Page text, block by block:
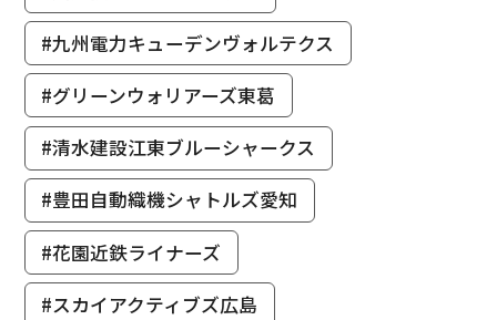
#九州電力キューデンヴォルテクス
#グリーンウォリアーズ東葛
#清水建設江東ブルーシャークス
#豊田自動織機シャトルズ愛知
#花園近鉄ライナーズ
#スカイアクティブズ広島